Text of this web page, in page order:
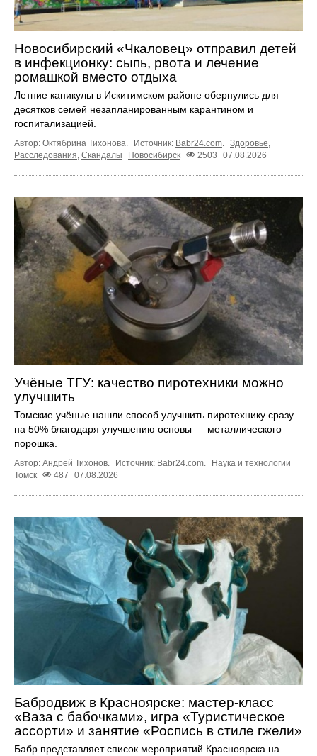
Новосибирский «Чкаловец» отправил детей
в инфекционку: сыпь, рвота и лечение
ромашкой вместо отдыха
Летние каникулы в Искитимском районе обернулись для
десятков семей незапланированным карантином и
госпитализацией.
Автор: Октябрина Тихонова. Источник: Babr24.com. Здоровье,
Расследования, Скандалы Новосибирск 2503 07.08.2026
Учёные ТГУ: качество пиротехники можно
улучшить
Томские учёные нашли способ улучшить пиротехнику сразу
на 50% благодаря улучшению основы — металлического
порошка.
Автор: Андрей Тихонов. Источник: Babr24.com.
Наука и технологии
Томск
487 07.08.2026
Бабродвиж в Красноярске: мастер-класс
«Ваза с бабочками», игра «Туристическое
ассорти» и занятие «Роспись в стиле гжели»
Бабр представляет список мероприятий Красноярска на